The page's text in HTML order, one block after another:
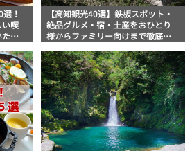
！
い喫
だ
【高知観光40選】鉄板スポット・
絶品グルメ・宿・土産をおひとり
様からファミリー向けまで徹底解